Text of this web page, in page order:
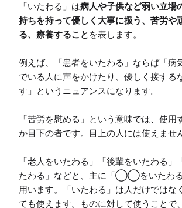
「いたわる」は病人や子供など弱い立場
持ちを持って優しく大事に扱う、苦労や
る、療養すること を表します。
例えば、「患者をいたわる」ならば「病
でいる人に声をかけたり、優しく接する
す」というニュアンスになります。
「苦労を慰める」という意味では、使用
か目下の者です。目上の人には使えませ
「老人をいたわる」「後輩をいたわる」
たわる」などと、主に「◯◯をいたわ
用います。「いたわる」は人だけではな
ても使えます。ものに対して使うことで